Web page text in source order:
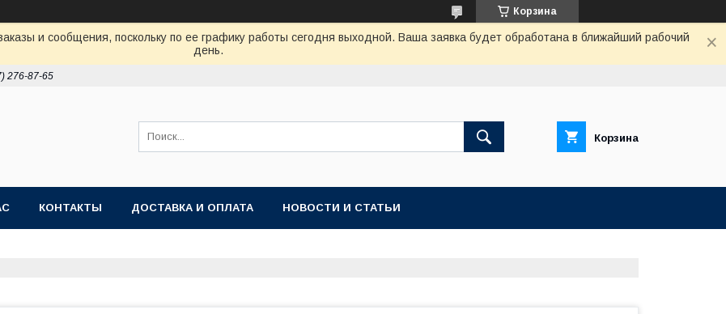
Корзина
и сообщения, поскольку по ее графику работы сегодня выходной. Ваша заявка будет обработана в ближайший рабочий
день.
276-87-65
Корзина
КОНТАКТЫ ДОСТАВКА И ОПЛАТА НОВОСТИ И СТАТЬИ